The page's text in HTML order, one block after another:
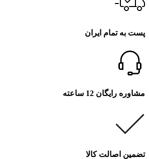
پست به تمام ایران
مشاوره رایگان 12 ساعته
تضمین اصالت کالا